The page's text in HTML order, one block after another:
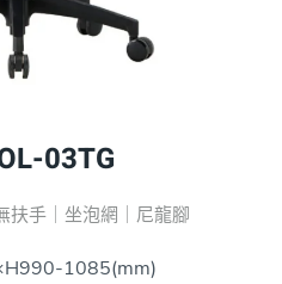
03TG
扶手｜坐泡網｜尼龍腳
1085(mm)